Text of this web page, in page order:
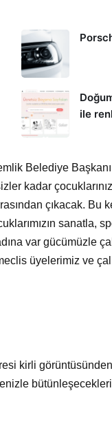
ile
Belediye
kadar
çıkacak. Bu
sanatla,
var gücümüzle
üyelerimiz ve
kirli